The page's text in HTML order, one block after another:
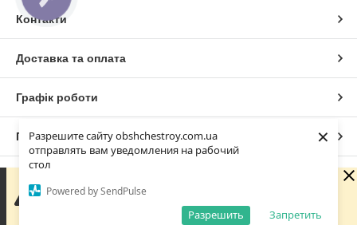
Разрешите сайту obshchestroy.com.ua
отправлять вам уведомления на рабочий
стол
Powered by SendPulse
Запретить
Разрешить
×
Контакти
Доставка та оплата
Графік роботи
Повна версія сайту
замовлення та повідомлення, оскільки за її графіком
роботи сьогодні вихідний. Вашу заявку буде оброблено